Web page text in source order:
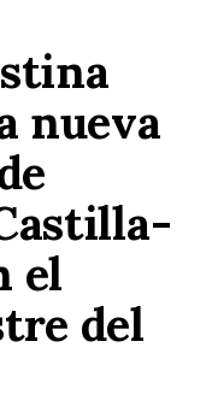
nueva
el
del